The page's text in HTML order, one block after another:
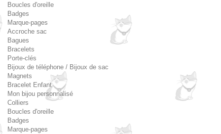
Boucles d'oreille
Badges
Marque-pages
Accroche sac
Bagues
Bracelets
Porte-clés
Bijoux de téléphone / Bijoux de sac
Magnets
Bracelet Enfant
Mon bijou personnalisé
Colliers
Boucles d'oreille
Badges
Marque-pages